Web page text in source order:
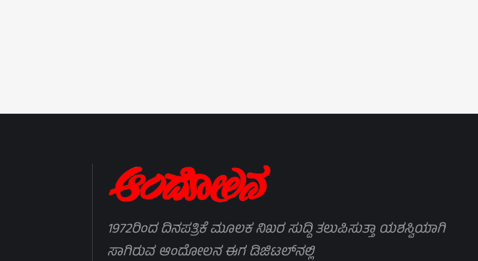
1972ರಿಂದ ದಿನಪತ್ರಿಕೆ ಮೂಲಕ ನಿಖರ ಸುದ್ದಿ ತಲುಪಿಸುತ್ತಾ ಯಶಸ್ವಿಯಾಗಿ
ಸಾಗಿರುವ ಆಂದೋಲನ ಈಗ ಡಿಜಿಟಲ್‌ನಲ್ಲಿ